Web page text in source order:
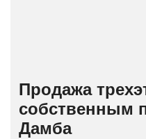
Продажа
собственным
Дамба